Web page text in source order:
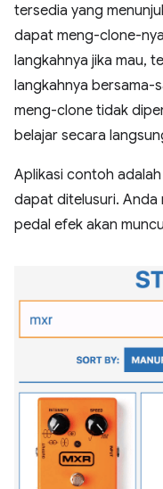
tersedia yang
dapat meng-clone-
langkahnya jika mau,
langkahnya bersama-
meng-clone tidak
belajar secara
Aplikasi contoh
dapat ditelusuri. Anda
pedal efek akan